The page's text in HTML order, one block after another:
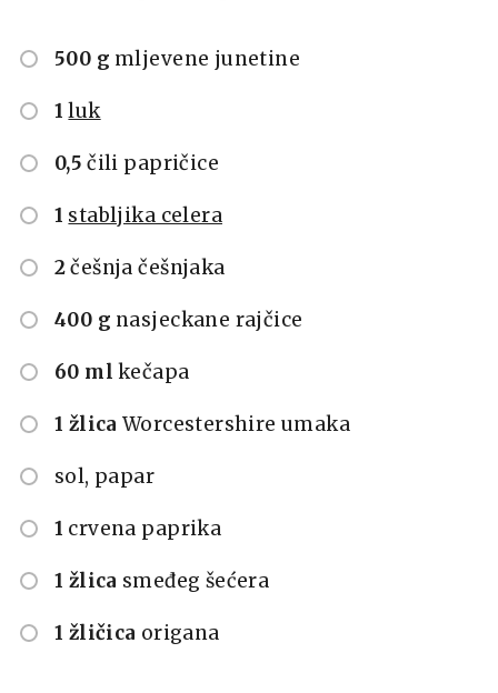
500 g mljevene junetine
1 luk
0,5 čili papričice
1 stabljika celera
2 češnja češnjaka
400 g nasjeckane rajčice
60 ml kečapa
1 žlica Worcestershire umaka
sol, papar
1 crvena paprika
1 žlica smeđeg šećera
1 žličica origana